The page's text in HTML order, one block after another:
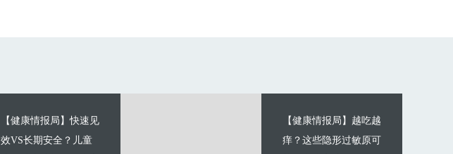
【健康情报局】快速见
效VS长期安全？儿童
【健康情报局】越吃越
痒？这些隐形过敏原可